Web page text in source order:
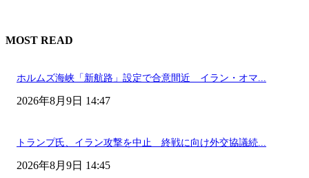
MOST READ
ホルムズ海峡「新航路」設定で合意間近 イラン・オマ...
2026年8月9日 14:47
トランプ氏、イラン攻撃を中止 終戦に向け外交協議続...
2026年8月9日 14:45